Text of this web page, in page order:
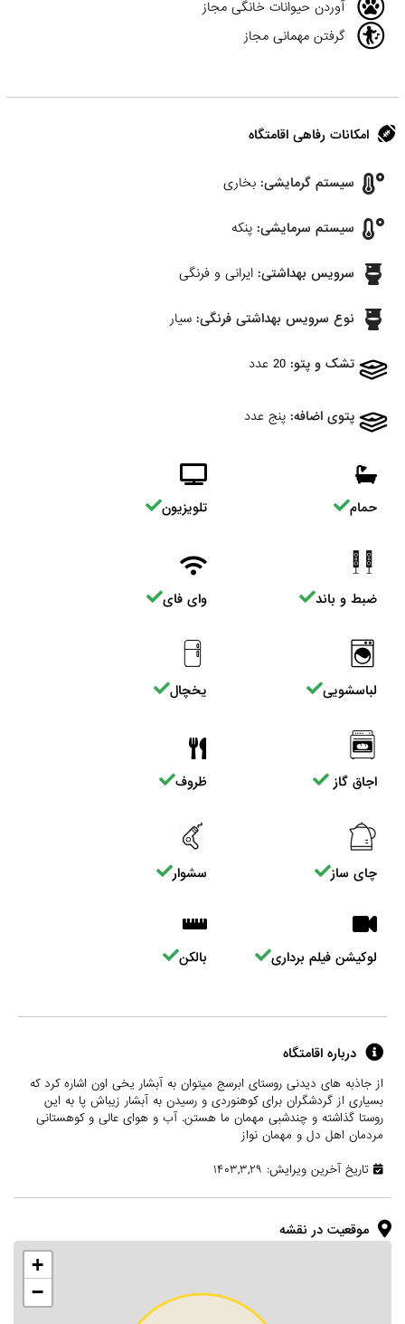
آوردن حیوانات خانگی مجاز
گرفتن مهمانی مجاز
امکانات رفاهی اقامتگاه
سیستم گرمایشی: بخاری
سیستم سرمایشی: پنکه
سرویس بهداشتی: ایرانی و فرنگی
نوع سرویس بهداشتی فرنگی: سیار
تشک و پتو: 20 عدد
پتوی اضافه: پنج عدد
حمام تلویزیون
ضبط و باند وای فای
لباسشویی یخچال
اجاق گاز ظروف
چای ساز سشوار
لوکیشن فیلم برداری بالکن
درباره اقامتگاه
از جاذبه های دیدنی روستای ابرسج میتوان به آبشار یخی اون اشاره کرد که
بسیاری از گردشگران برای کوهنوردی و رسیدن به آبشار زیباش پا به این
روستا گذاشته و چندشبی مهمان ما هستن. آب و هوای عالی و کوهستانی
مردمان اهل دل و مهمان نواز
تاریخ آخرین ویرایش: ۱۴۰۳,۳,۲۹
موقعیت در نقشه
+
−